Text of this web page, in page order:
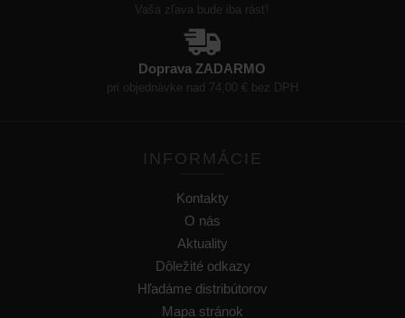
Vaša zľava bude iba rásť!
Doprava ZADARMO
pri objednávke nad 74,00 € bez DPH
INFORMÁCIE
Kontakty
O nás
Aktuality
Dôležité odkazy
Hľadáme distribútorov
Mapa stránok